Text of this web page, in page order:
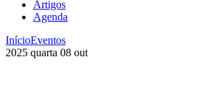
Artigos
Agenda
InícioEventos
2025 quarta 08 out